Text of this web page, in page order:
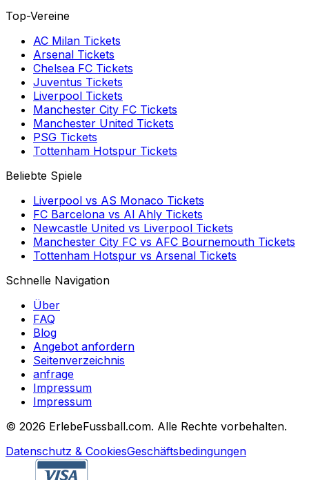
Top-Vereine
AC Milan Tickets
Arsenal Tickets
Chelsea FC Tickets
Juventus Tickets
Liverpool Tickets
Manchester City FC Tickets
Manchester United Tickets
PSG Tickets
Tottenham Hotspur Tickets
Beliebte Spiele
Liverpool vs AS Monaco Tickets
FC Barcelona vs Al Ahly Tickets
Newcastle United vs Liverpool Tickets
Manchester City FC vs AFC Bournemouth Tickets
Tottenham Hotspur vs Arsenal Tickets
Schnelle Navigation
Über
FAQ
Blog
Angebot anfordern
Seitenverzeichnis
anfrage
Impressum
Impressum
© 2026 ErlebeFussball.com. Alle Rechte vorbehalten.
Datenschutz & CookiesGeschäftsbedingungen